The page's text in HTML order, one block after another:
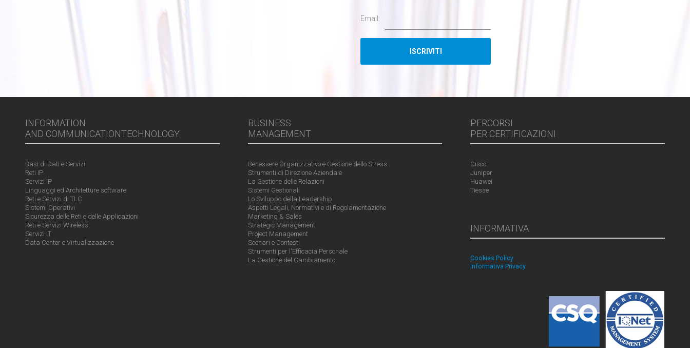
Email:
INFORMATION
AND COMMUNICATIONTECHNOLOGY
Basi di Dati e Servizi
Reti IP
Servizi IP
Linguaggi ed Architetture software
Reti e Servizi di TLC
Sistemi Operativi
Sicurezza delle Reti e delle Applicazioni
Reti e Servizi Wireless
Servizi IT
Data Center e Virtualizzazione
BUSINESS
MANAGEMENT
Benessere Organizzativo e Gestione dello Stress
Strumenti di Direzione Aziendale
La Gestione delle Relazioni
Sistemi Gestionali
Lo Sviluppo della Leadership
Aspetti Legali, Normativi e di Regolamentazione
Marketing & Sales
Strategic Management
Project Management
Scenari e Contesti
Strumenti per l'Efficacia Personale
La Gestione del Cambiamento
PERCORSI
PER CERTIFICAZIONI
Cisco
Juniper
Huawei
Tiesse
INFORMATIVA
Cookies Policy
Informativa Privacy